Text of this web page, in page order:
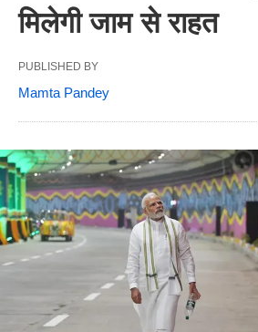
मिलेगी जाम से राहत
PUBLISHED BY
Mamta Pandey